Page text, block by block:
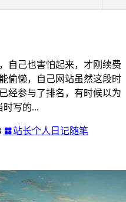
自己也害怕起来，才刚续费
偷懒，自己网站虽然这段时
经参与了排名，有时候以为
时写的...
站长个人日记随笔